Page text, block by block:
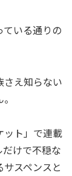
いる通りの
さえ知らない
ット」で連載
けで不穏な
スペンスと